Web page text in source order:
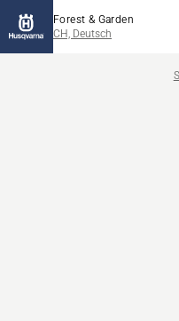
Forest & Garden
CH, Deutsch